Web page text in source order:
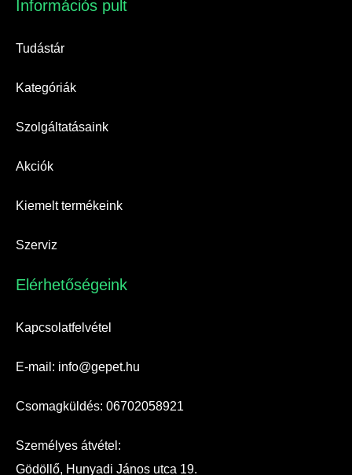
Információs pult​
Tudástár
Kategóriák
Szolgáltatásaink
Akciók
Kiemelt termékeink
Szerviz
Elérhetőségeink​
Kapcsolatfelvétel
E-mail: info@gepet.hu
Csomagküldés: 06702058921
Személyes átvétel:
Gödöllő, Hunyadi János utca 19.